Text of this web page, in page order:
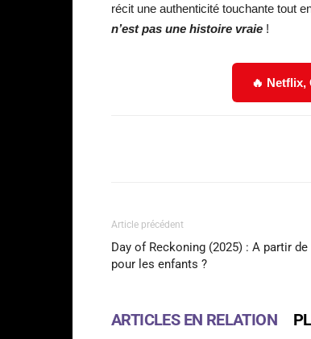
récit une authenticité touchante tout
n’est pas une histoire vraie !
🔥 Netflix,
Article précédent
Day of Reckoning (2025) : A partir
pour les enfants ?
ARTICLES EN RELATION